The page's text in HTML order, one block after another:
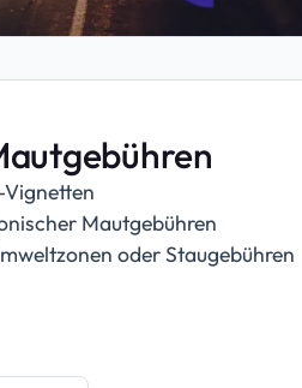
Mautgebühren
oder Staugebühren